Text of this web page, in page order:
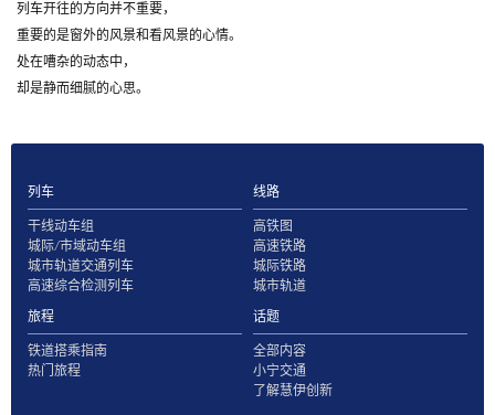
列车开往的方向并不重要，
重要的是窗外的风景和看风景的心情。
处在嘈杂的动态中，
却是静而细腻的心思。
列车
干线动车组
城际/市域动车组
城市轨道交通列车
高速综合检测列车
线路
高铁图
高速铁路
城际铁路
城市轨道
旅程
铁道搭乘指南
热门旅程
话题
全部内容
小宁交通
了解慧伊创新